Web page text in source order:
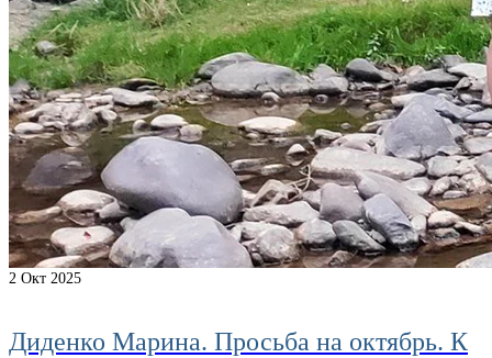
2 Окт 2025
Диденко Марина. Просьба на октябрь. К